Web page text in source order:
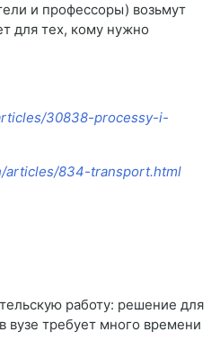
и профессоры) возьмут
для тех, кому нужно
30838-processy-i-
articles/834-transport.html
работу: решение для
вузе требует много времени